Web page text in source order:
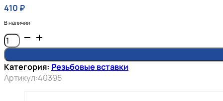
410 ₽
В наличии
Количество
товара
набор
резьбовых
вставок
Категория: Резьбовые вставки
Артикул:40395